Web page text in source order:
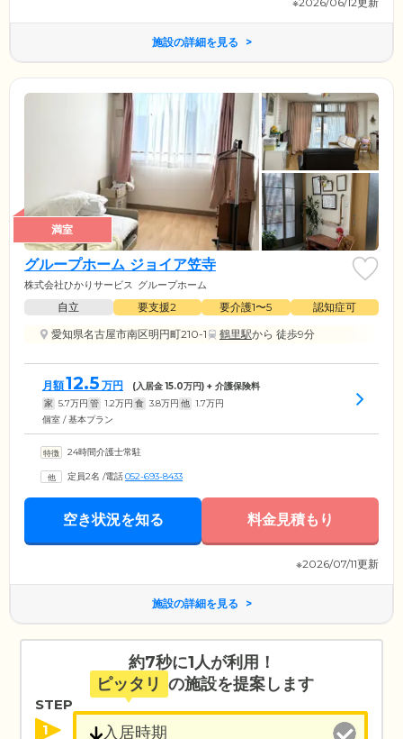
施設の詳細を見る
満室
グループホーム ジョイア笠寺
株式会社ひかりサービス グループホーム
自立 要支援2 要介護1〜5
認知症可
愛知県名古屋市南区明円町210-1
鶴里駅から 徒歩9分
月額12.5 万円 (入居金15.0万円) + 介護保険料
家 5.7万円 管 1.2万円 食 3.8万円 他 1.7万円
個室 / 基本プラン
24時間介護士常駐
定員2名 /電話052-693-8433
空き状況を知る 料金見積もり
※2026/07/11更新
施設の詳細を見る
約7秒に1人が利用！
ピッタリ の施設を提案します
STEP
1